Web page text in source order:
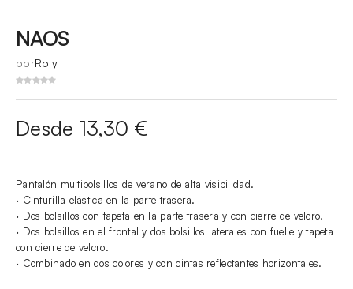
NAOS
porRoly
Desde 13,30 €
Pantalón multibolsillos de verano de alta visibilidad.
· Cinturilla elástica en la parte trasera.
· Dos bolsillos con tapeta en la parte trasera y con cierre de velcro.
· Dos bolsillos en el frontal y dos bolsillos laterales con fuelle y tapeta
con cierre de velcro.
· Combinado en dos colores y con cintas reflectantes horizontales.